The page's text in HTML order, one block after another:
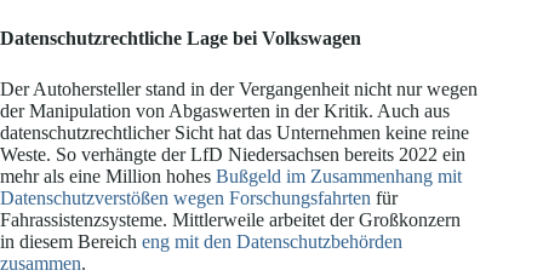
Datenschutzrechtliche Lage bei Volkswagen
Der Autohersteller stand in der Vergangenheit nicht nur wegen
der Manipulation von Abgaswerten in der Kritik. Auch aus
datenschutzrechtlicher Sicht hat das Unternehmen keine reine
Weste. So verhängte der LfD Niedersachsen bereits 2022 ein
mehr als eine Million hohes Bußgeld im Zusammenhang mit
Datenschutzverstößen wegen Forschungsfahrten für
Fahrassistenzsysteme. Mittlerweile arbeitet der Großkonzern
in diesem Bereich eng mit den Datenschutzbehörden
zusammen.